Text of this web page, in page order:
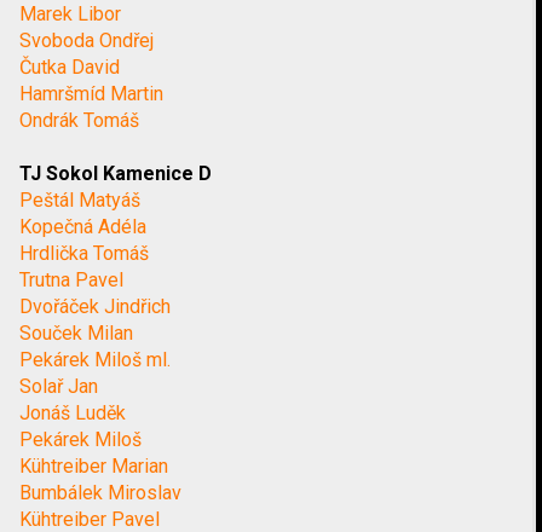
Marek Libor
Svoboda Ondřej
Čutka David
Hamršmíd Martin
Ondrák Tomáš
TJ Sokol Kamenice D
Peštál Matyáš
Kopečná Adéla
Hrdlička Tomáš
Trutna Pavel
Dvořáček Jindřich
Souček Milan
Pekárek Miloš ml.
Solař Jan
Jonáš Luděk
Pekárek Miloš
Kühtreiber Marian
Bumbálek Miroslav
Kühtreiber Pavel